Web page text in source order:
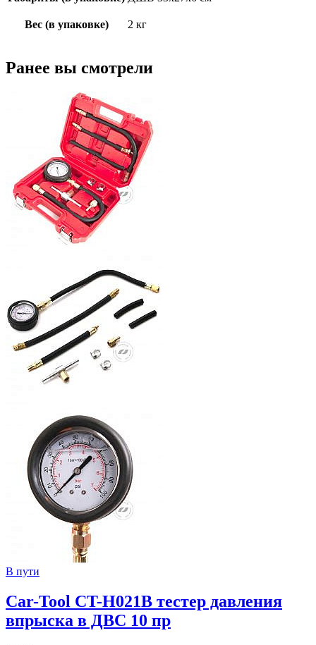
Вес (в упаковке) 2 кг
Ранее вы смотрели
В пути
Car-Tool CT-H021B тестер давления
впрыска в ДВС 10 пр